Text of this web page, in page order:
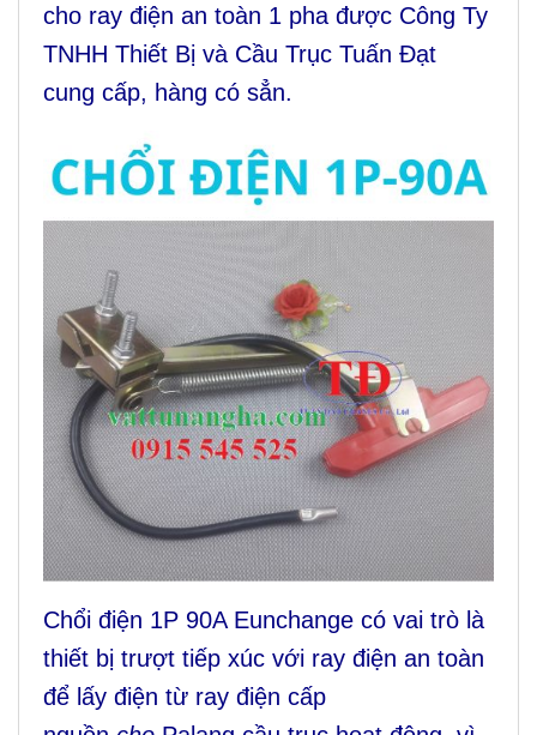
cho ray điện an toàn 1 pha được Công Ty
TNHH Thiết Bị và Cầu Trục Tuấn Đạt
cung cấp, hàng có sẳn.
Chổi điện 1P 90A Eunchange có vai trò là
thiết bị trượt tiếp xúc với ray điện an toàn
để lấy điện từ ray điện cấp